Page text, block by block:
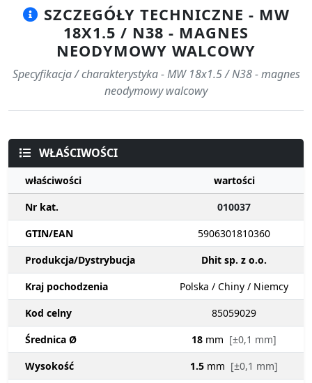
SZCZEGÓŁY TECHNICZNE - MW
18X1.5 / N38 - MAGNES
NEODYMOWY WALCOWY
Specyfikacja / charakterystyka - MW 18x1.5 / N38 - magnes
neodymowy walcowy
WŁAŚCIWOŚCI
właściwości
wartości
Nr kat.
010037
GTIN/EAN
5906301810360
Produkcja/Dystrybucja
Dhit sp. z o.o.
Kraj pochodzenia
Polska / Chiny / Niemcy
Kod celny
85059029
Średnica Ø
18 mm [±0,1 mm]
Wysokość
1.5 mm [±0,1 mm]